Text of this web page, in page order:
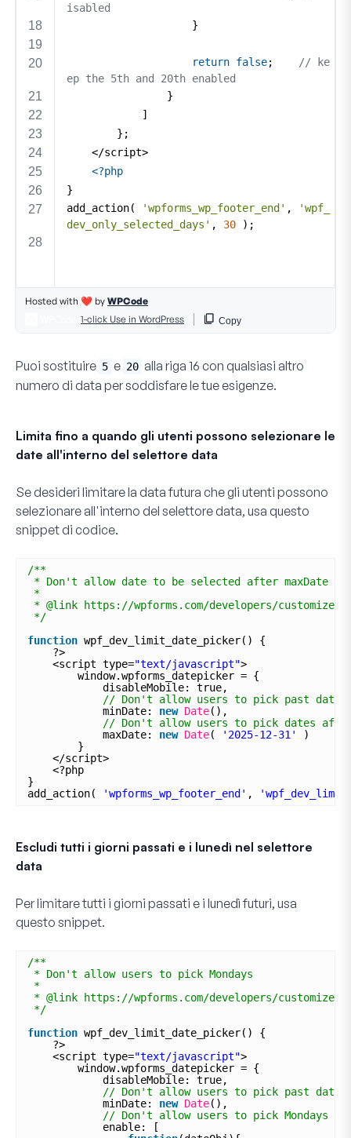
Puoi sostituire 5 e 20 alla riga 16 con qualsiasi altro
numero di data per soddisfare le tue esigenze.
Limita fino a quando gli utenti possono selezionare le
date all'interno del selettore data
Se desideri limitare la data futura che gli utenti possono
selezionare all'interno del selettore data, usa questo
snippet di codice.
/**
* Don't allow date to be selected after maxDate
*
* @link https://wpforms.com/developers/
*/
function wpf_dev_limit_date_picker() {
?>
<script type="text/javascript">
window.wpforms_datepicker = {
disableMobile: true,
// Don't allow users to pick past dates
minDate: new Date(),
// Don't allow users to pick dates after
maxDate: new Date( '2025-12-31'
)
}
</script>
<?php
}
add_action(
'wpforms_wp_footer_end' ,
Escludi tutti i giorni passati e i lunedì nel selettore
data
Per limitare tutti i giorni passati e i lunedì futuri, usa
questo snippet.
/**
* Don't allow users to pick Mondays
*
* @link https://wpforms.com/developers/
*/
function wpf_dev_limit_date_picker() {
?>
<script type="text/javascript">
window.wpforms_datepicker = {
disableMobile: true,
// Don't allow users to pick past dates
minDate: new Date(),
// Don't allow users to pick Mondays
enable: [